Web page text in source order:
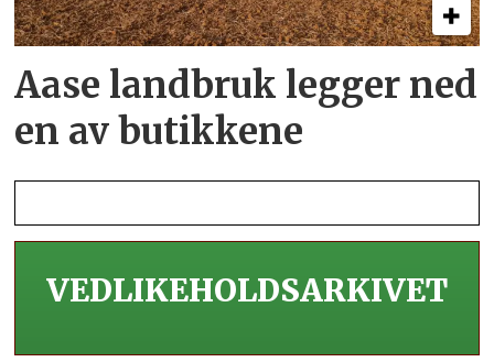
Aase landbruk legger ned
en av butikkene
VEDLIKEHOLDS­ARKIVET